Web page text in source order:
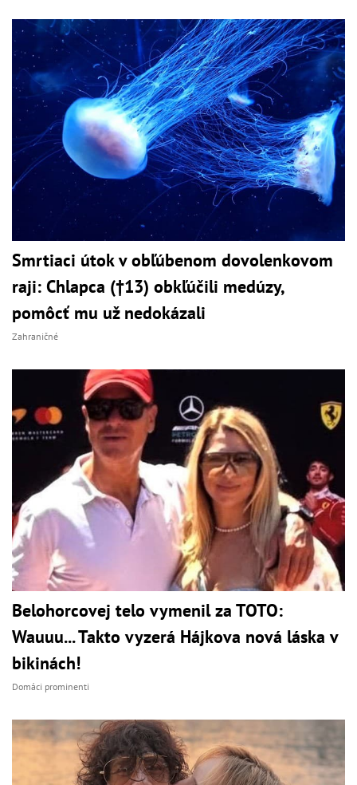
Smrtiaci útok v obľúbenom dovolenkovom
raji: Chlapca (†13) obkľúčili medúzy,
pomôcť mu už nedokázali
Zahraničné
Belohorcovej telo vymenil za TOTO:
Wauuu... Takto vyzerá Hájkova nová láska v
bikinách!
Domáci prominenti